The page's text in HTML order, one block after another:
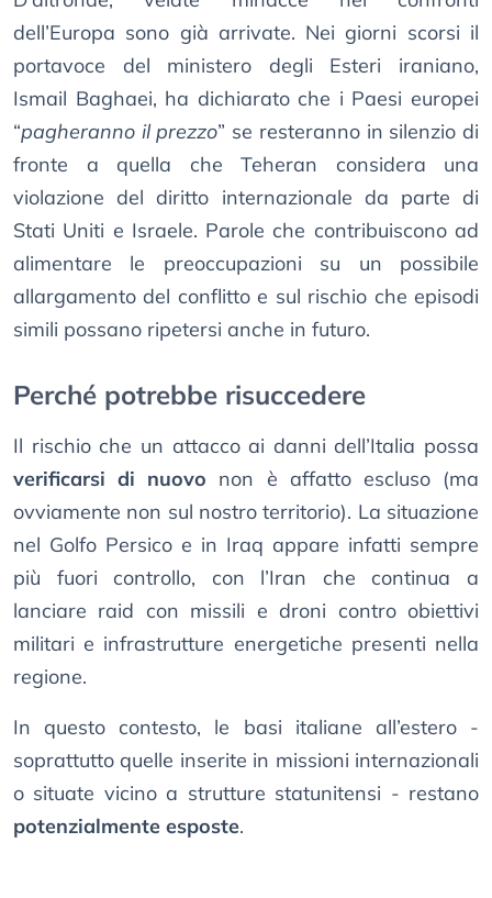
dell’Europa sono già arrivate. Nei giorni scorsi il
portavoce del ministero degli Esteri iraniano,
Ismail Baghaei, ha dichiarato che i Paesi europei
“pagheranno il prezzo” se resteranno in silenzio di
fronte a quella che Teheran considera una
violazione del diritto internazionale da parte di
Stati Uniti e Israele. Parole che contribuiscono ad
alimentare le preoccupazioni su un possibile
allargamento del conflitto e sul rischio che episodi
simili possano ripetersi anche in futuro.
Perché potrebbe risuccedere
Il rischio che un attacco ai danni dell’Italia possa
verificarsi di nuovo non è affatto escluso (ma
ovviamente non sul nostro territorio). La situazione
nel Golfo Persico e in Iraq appare infatti sempre
più fuori controllo, con l’Iran che continua a
lanciare raid con missili e droni contro obiettivi
militari e infrastrutture energetiche presenti nella
regione.
In questo contesto, le basi italiane all’estero -
soprattutto quelle inserite in missioni internazionali
o situate vicino a strutture statunitensi - restano
potenzialmente esposte.